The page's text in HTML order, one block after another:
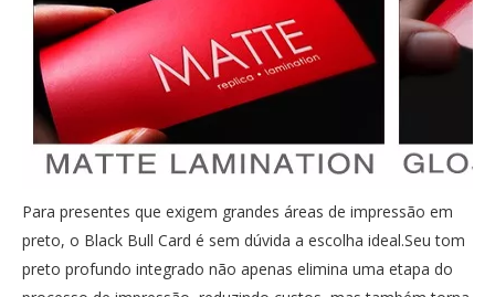
Para presentes que exigem grandes áreas de impressão em
preto, o Black Bull Card é sem dúvida a escolha ideal.Seu tom
preto profundo integrado não apenas elimina uma etapa do